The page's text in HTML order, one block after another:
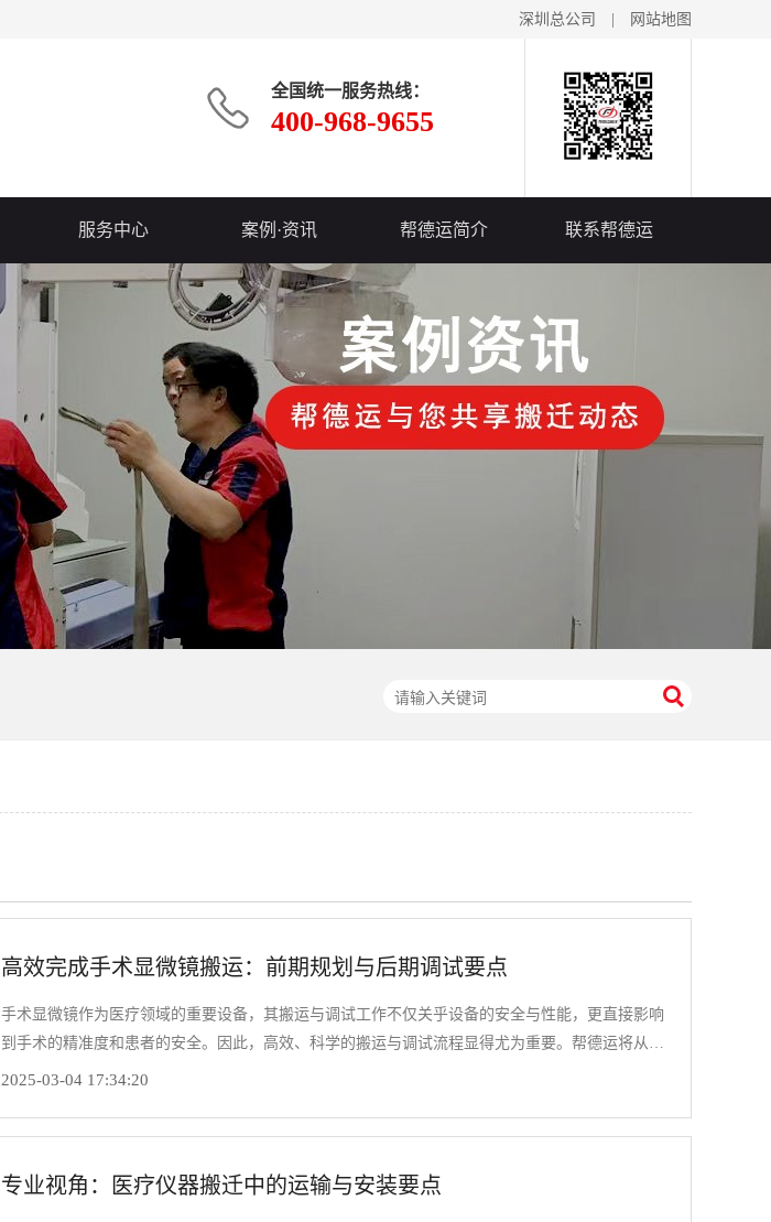
深圳总公司 网站地图
全国统一服务热线：
400-968-9655
服务中心 案例·资讯 帮德运简介 联系帮德运
高效完成手术显微镜搬运：前期规划与后期调试要点
手术显微镜作为医疗领域的重要设备，其搬运与调试工作不仅关乎设备的安全与性能，更直接影响
到手术的精准度和患者的安全。因此，高效、科学的搬运与调试流程显得尤为重要。帮德运将从前
期规划与后期调试两大方面，详细阐述如何高效完成手术显微镜的搬运工作。
2025-03-04 17:34:20
专业视角：医疗仪器搬迁中的运输与安装要点